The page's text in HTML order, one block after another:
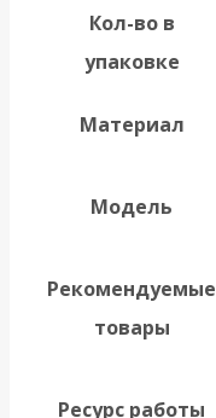
Кол-во в
упаковке
Материал
Модель
Рекомендуемые
товары
Ресурс работы